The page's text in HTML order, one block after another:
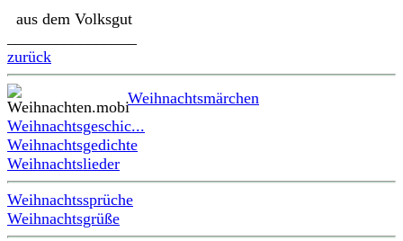
aus dem Volksgut
zurück
Weihnachtsmärchen
Weihnachtsgeschic...
Weihnachtsgedichte
Weihnachtslieder
Weihnachtssprüche
Weihnachtsgrüße